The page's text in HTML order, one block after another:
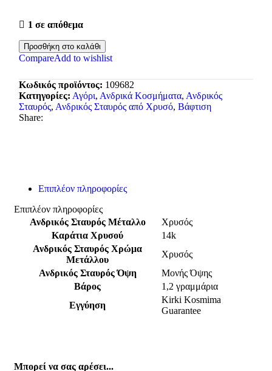
1 σε απόθεμα
Προσθήκη στο καλάθι
CompareAdd to wishlist
Κωδικός προϊόντος: 109682
Κατηγορίες: Αγόρι, Ανδρικά Κοσμήματα, Ανδρικός
Σταυρός, Ανδρικός Σταυρός από Χρυσό, Βάφτιση
Share:
Επιπλέον πληροφορίες
Επιπλέον πληροφορίες
Ανδρικός Σταυρός Μέταλλο
Χρυσός
Καράτια Χρυσού
14k
Ανδρικός Σταυρός Χρώμα
Μετάλλου
Χρυσός
Ανδρικός Σταυρός Όψη
Μονής Όψης
Βάρος
1,2 γραμμάρια
Εγγύηση
Kirki Kosmima
Guarantee
Μπορεί να σας αρέσει...